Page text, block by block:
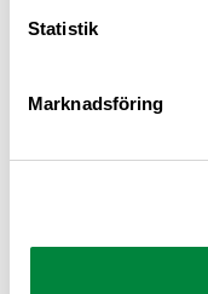
Statistik
Marknadsföring
M Sverige är
för bilister och
Ansvarig utgivare:
Pressrum
Om oss